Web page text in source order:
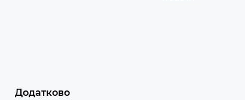
Додатково